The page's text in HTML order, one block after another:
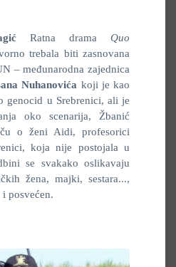
Ratna drama Quo
trebala biti zasnovana
– međunarodna zajednica
Nuhanovića koji je kao
genocid u Srebrenici, ali je
oko scenarija, Žbanić
o ženi Aidi, profesorici
koja nije postojala u
se svakako oslikavaju
žena, majki, sestara...,
posvećen.